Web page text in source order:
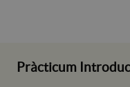
Pràcticum